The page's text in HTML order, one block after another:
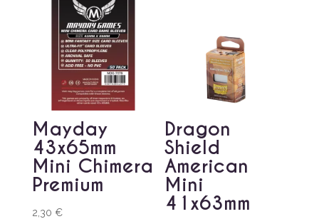
Mayday
43x65mm
Mini Chimera
Premium
2,30 €
Dragon
Shield
American
Mini
41x63mm